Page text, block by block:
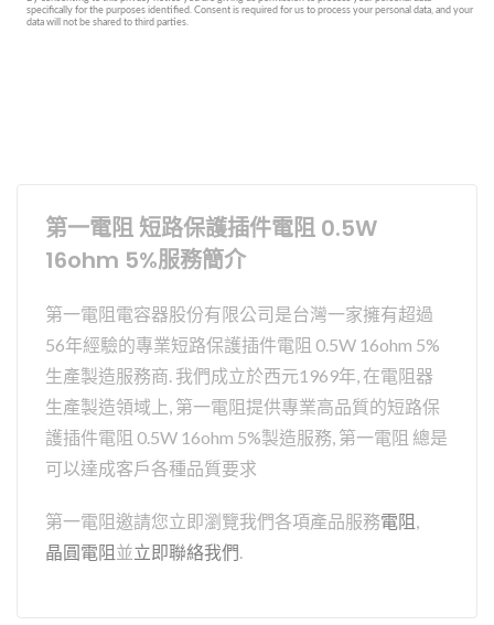
第一電阻 短路保護插件電阻 0.5W
16ohm 5%服務簡介
第一電阻電容器股份有限公司是台灣一家擁有超過
56年經驗的專業短路保護插件電阻 0.5W 16ohm 5%
生產製造服務商. 我們成立於西元1969年, 在電阻器
生產製造領域上, 第一電阻提供專業高品質的短路保
護插件電阻 0.5W 16ohm 5%製造服務, 第一電阻 總是
可以達成客戶各種品質要求
第一電阻邀請您立即瀏覽我們各項產品服務電阻
晶圓電阻並立即聯絡我們